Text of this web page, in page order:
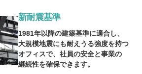
新耐震基準
1981年以降の建築基準に適合し、
大規模地震にも耐えうる強度を持つ
オフィスで、社員の安全と事業の
継続性を確保できます。